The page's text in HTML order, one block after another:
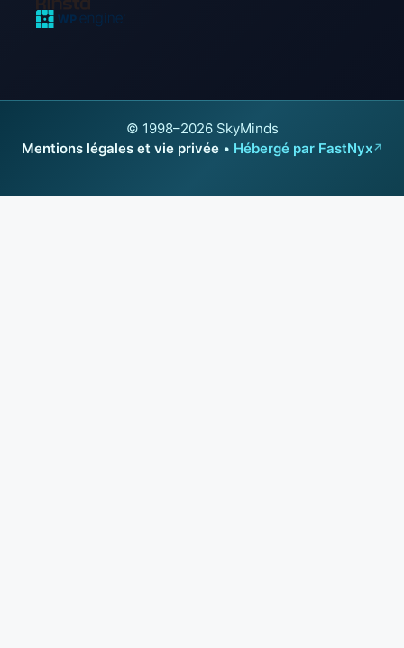
© 1998–2026 SkyMinds
Mentions légales et vie privée • Hébergé par FastNyx